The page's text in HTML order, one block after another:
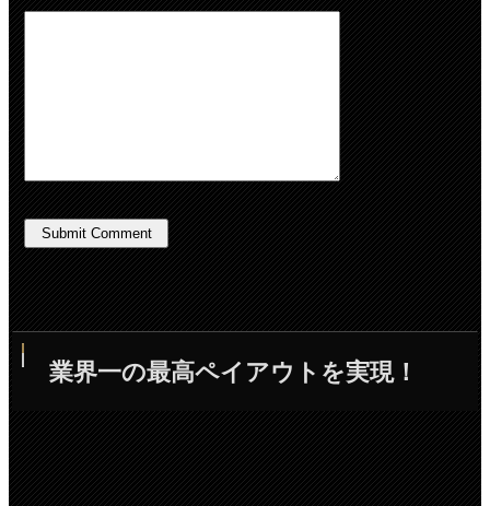
業界一の最高ペイアウトを実現！